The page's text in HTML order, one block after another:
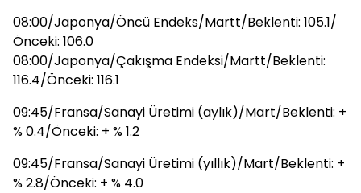
08:00/Japonya/Öncü Endeks/Martt/Beklenti: 105.1/
Önceki: 106.0
08:00/Japonya/Çakışma Endeksi/Martt/Beklenti:
116.4/Önceki: 116.1
09:45/Fransa/Sanayi Üretimi (aylık)/Mart/Beklenti: +
% 0.4/Önceki: + % 1.2
09:45/Fransa/Sanayi Üretimi (yıllık)/Mart/Beklenti: +
% 2.8/Önceki: + % 4.0